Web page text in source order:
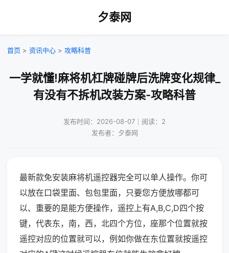
夕泰网
首页 > 资讯中心 > 攻略科普
一学就懂!麻将机杠牌碰牌后洗牌变化规律_
有没有不拆机改装方案-攻略科普
发布时间：2026-08-07｜阅读：2
发布者：夕泰网
最新款免安装麻将机遥控器完全可以单人操作。你可
以放在口袋里面、包包里面，只要您方便放哪都可
以、重要的是能方便操作，遥控上有A,B,C,D四个按
键，代表东，南，西，北四个方位，座那个位置就按
遥控对应的位置就可以，例如你做在东位置就按遥控